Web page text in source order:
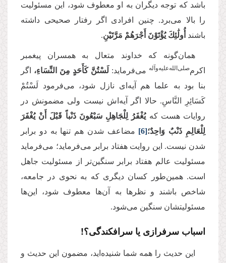
باشد که توجه دیگران به او معطوف شود، این مسئولیت
را بالا می‌برد. چنین افرادی اگر رفتار صحیحی داشته
باشند أُولَٰئِكَ يُؤْتَوْنَ أَجْرَهُمْ مَرَّتَيْنِ.
همان‌گونه که خداوند متعال به همسران پیغمبر
اکرم‌صلی‌‌الله‌‌علیه‌‌و‌آله می‌فرماید: لَسْتُنَّ كَأَحَدٍ مِنَ النِّسَاءِ، اگر
بنا بود به علما هم آیه‌ای نازل شود، می‌فرمود لَسْتُمْ
كَسَائِرِ النَّاسِ. حالا اگر آیه‌اش نیست ولی مضمونش در
روایات هست کهيُغْفَرُ لِلْجَاهِلِ سَبْعُونَ ذَنْباً قَبْلَ أَنْ يُغْفَرَ
لِلْعَالِمِ ذَنْبٌ وَاحِدٌ؛[6] مضاعف شدن هم تنها به دو برابر
شدن نیست. این روایت هفتاد برابر می‌فرماید؛ می‌فرماید
مسئولیت عالم هفتاد برابر سنگین‌تر از مسئولیت جاهل
است. همین‌طور کسان دیگری که به نحوی در جامعه،
شاخص باشند و نظرها به آن‌ها معطوف شود، این‌ها
مسئولیتشان سنگین می‌شود.
اسباب سرفرازی یا سرافکندگی؟!
این حدیث را همه‌ شما شنیده‌اید، مضمون این حدیث و